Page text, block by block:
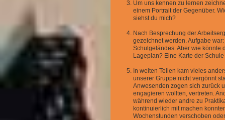
Um uns kennen zu lernen
einem Portrait der Gegenüber.
siehst du mich?
Nach Besprechung der
gezeichnet werden. Aufgabe
Schulgeländes. Aber wie könnte
Lageplan? Eine Karte der
In weiten Teilen kam vieles
unserer Gruppe nicht vergönnt
Anwesenden zogen sich zurück
engagieren wollten, vertreten.
während wieder andre zu
kontinuierlich mit machen
Wochenstunden verschoben